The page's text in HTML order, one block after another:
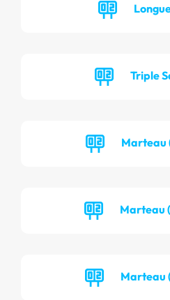
Triple
Marteau
Marteau
Marteau